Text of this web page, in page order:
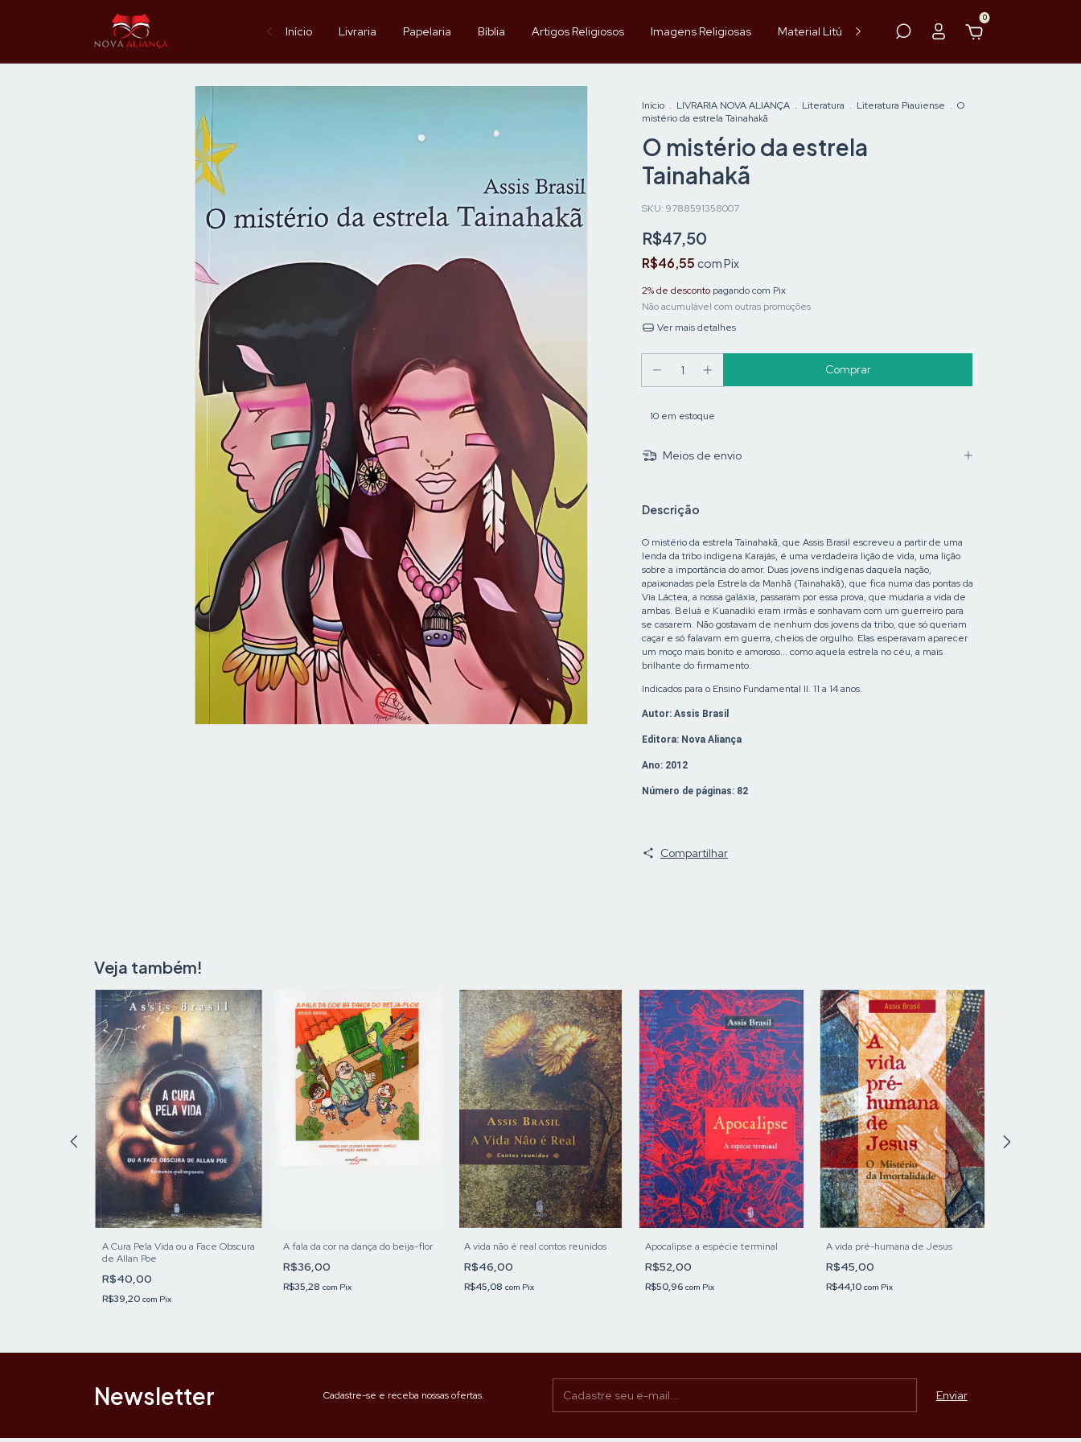
Início Livraria Papelaria Bíblia Artigos Religiosos Imagens Religiosas Material Litúrgico Paramentos
0
Início . LIVRARIA NOVA ALIANÇA . Literatura . Literatura Piauiense . O
mistério da estrela Tainahakã
O mistério da estrela
Tainahakã
SKU: 9788591358007
R$47,50
R$46,55 comPix
2% de desconto pagando com Pix
Não acumulável com outras promoções
Ver mais detalhes
10 em estoque
Meios de envio
Descrição
O mistério da estrela Tainahakã, que Assis Brasil escreveu a partir de uma
lenda da tribo indígena Karajás, é uma verdadeira lição de vida, uma lição
sobre a importância do amor. Duas jovens indígenas daquela nação,
apaixonadas pela Estrela da Manhã (Tainahakã), que fica numa das pontas da
Via Láctea, a nossa galáxia, passaram por essa prova, que mudaria a vida de
ambas. Beluá e Kuanadiki eram irmãs e sonhavam com um guerreiro para
se casarem. Não gostavam de nenhum dos jovens da tribo, que só queriam
caçar e só falavam em guerra, cheios de orgulho. Elas esperavam aparecer
um moço mais bonito e amoroso... como aquela estrela no céu, a mais
brilhante do firmamento.
Indicados para o Ensino Fundamental II. 11 a 14 anos.
Autor: Assis Brasil
Editora: Nova Aliança
Ano: 2012
Número de páginas: 82
Compartilhar
Veja também!
A Cura Pela Vida ou a Face Obscura
de Allan Poe
R$40,00
R$39,20 com Pix
A fala da cor na dança do beija-flor
R$36,00
R$35,28 com Pix
A vida não é real contos reunidos
R$46,00
R$45,08 com Pix
Apocalipse a espécie terminal
R$52,00
R$50,96 com Pix
A vida pré-humana de Jesus
R$45,00
R$44,10 com Pix
Newsletter Cadastre-se e receba nossas ofertas.